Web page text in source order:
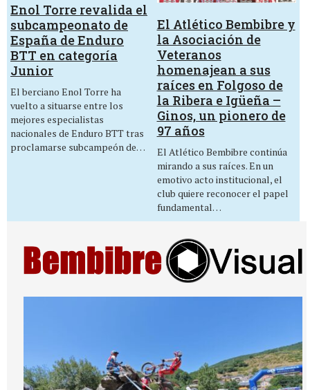
Enol Torre revalida el
subcampeonato de
España de Enduro
BTT en categoría
Junior
El berciano Enol Torre ha
vuelto a situarse entre los
mejores especialistas
nacionales de Enduro BTT tras
proclamarse subcampeón de…
El Atlético Bembibre y
la Asociación de
Veteranos
homenajean a sus
raíces en Folgoso de
la Ribera e Igüeña –
Ginos, un pionero de
97 años
El Atlético Bembibre continúa
mirando a sus raíces. En un
emotivo acto institucional, el
club quiere reconocer el papel
fundamental…